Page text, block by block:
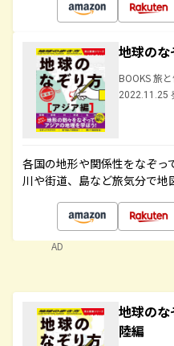
地球の
BOOKS 旅
2022.11.25
各国の地形や関係性をなぞっ
川や街道、島など旅気分で地
AD
地球の
陸編